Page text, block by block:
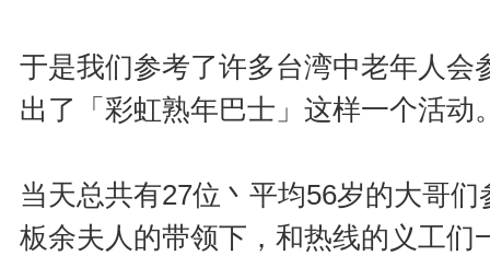
于是我们参考了许多台湾中老年人
出了「彩虹熟年巴士」这样一个活动
当天总共有27位丶平均56岁的大哥
板余夫人的带领下，和热线的义工